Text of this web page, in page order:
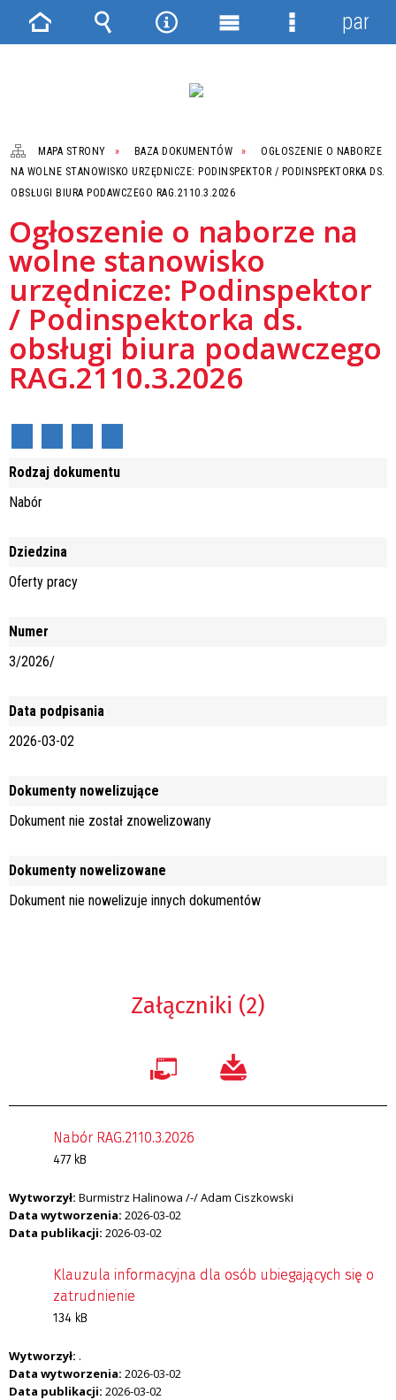
MAPA STRONY BAZA DOKUMENTÓW
OGŁOSZENIE O NABORZE
NA WOLNE STANOWISKO URZĘDNICZE: PODINSPEKTOR / PODINSPEKTORKA DS.
OBSŁUGI BIURA PODAWCZEGO RAG.2110.3.2026
Ogłoszenie o naborze na
wolne stanowisko
urzędnicze: Podinspektor
/ Podinspektorka ds.
obsługi biura podawczego
RAG.2110.3.2026
Rodzaj dokumentu
Nabór
Dziedzina
Oferty pracy
Numer
3/2026/
Data podpisania
2026-03-02
Dokumenty nowelizujące
Dokument nie został znowelizowany
Dokumenty nowelizowane
Dokument nie nowelizuje innych dokumentów
Załączniki (2)
Nabór RAG.2110.3.2026
477 kB
Wytworzył: Burmistrz Halinowa /-/ Adam Ciszkowski
Data wytworzenia: 2026-03-02
Data publikacji: 2026-03-02
Klauzula informacyjna dla osób ubiegających się o
zatrudnienie
134 kB
Wytworzył: .
Data wytworzenia: 2026-03-02
Data publikacji: 2026-03-02
Strona Wyszukiwarka
NarzędziaMenu
Menu
panel